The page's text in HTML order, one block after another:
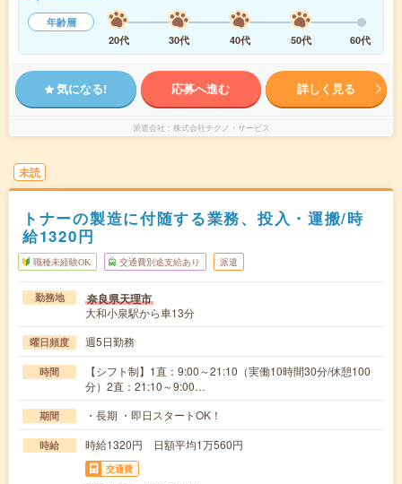
年齢層
20代
30代 40代 50代 60代
気になる! 応募へ進む 詳しく見る
派遣会社 株式会社テクノ・サービス
未読
トナーの製造に付随する業務、投入・運搬/時
給1320円
職種未経験OK 交通費別途支給あり 派遣
勤務地 奈良県天理市
大和小泉駅から車13分
曜日頻度 週5日勤務
時間
【シフト制】1直：9:00～21:10（実働10時間30分/休憩100
分）2直：21:10～9:00…
期間 ・長期 ・即日スタートOK！
時給 時給1320円 日額平均1万560円
交通費